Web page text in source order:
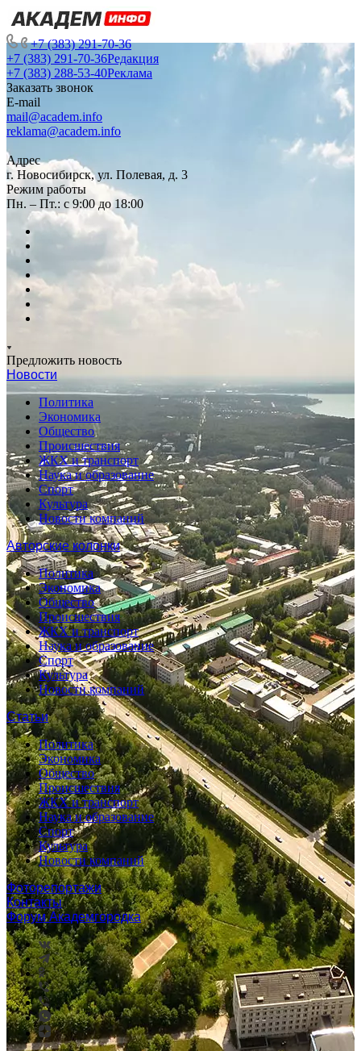
+7 (383) 291-70-36
+7 (383) 291-70-36Редакция
+7 (383) 288-53-40Реклама
Заказать звонок
E-mail
mail@academ.info
reklama@academ.info
Адрес
г. Новосибирск, ул. Полевая, д. 3
Режим работы
Пн. – Пт.: с 9:00 до 18:00
Предложить новость
Новости
Политика
Экономика
Общество
Происшествия
ЖКХ и транспорт
Наука и образование
Спорт
Культура
Новости компаний
Авторские колонки
Политика
Экономика
Общество
Происшествия
ЖКХ и транспорт
Наука и образование
Спорт
Культура
Новости компаний
Статьи
Политика
Экономика
Общество
Происшествия
ЖКХ и транспорт
Наука и образование
Спорт
Культура
Новости компаний
Фоторепортажи
Контакты
Форум Академгородка